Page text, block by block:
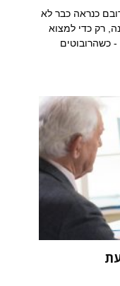
כנראה כבר לא
רק כדי למצוא
כשהרובוטים